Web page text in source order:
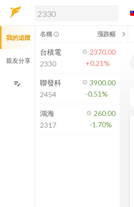
解鎖即時行情及進階功能
方案」，即可解鎖以下功能：
即時行情
即時市況與排行
成交金額熱力圖
前往方案訂閱
如何綁定合作券商
我的追蹤
親友分享
edit_note
名稱 info_outline 漲跌幅 chevron_left
台積電
2330
2370.00
+0.21%
聯發科
2454
3900.00
-0.51%
鴻海
2317
260.00
-1.70%